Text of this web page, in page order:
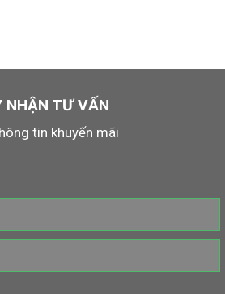
NHẬN TƯ VẤN
tin khuyến mãi